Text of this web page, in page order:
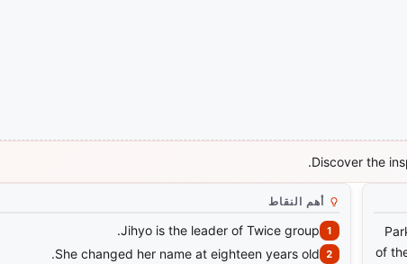
Discover the
of
أهم النقاط
Jihyo is the leader of Twice group.
She changed her name at eighteen years old.